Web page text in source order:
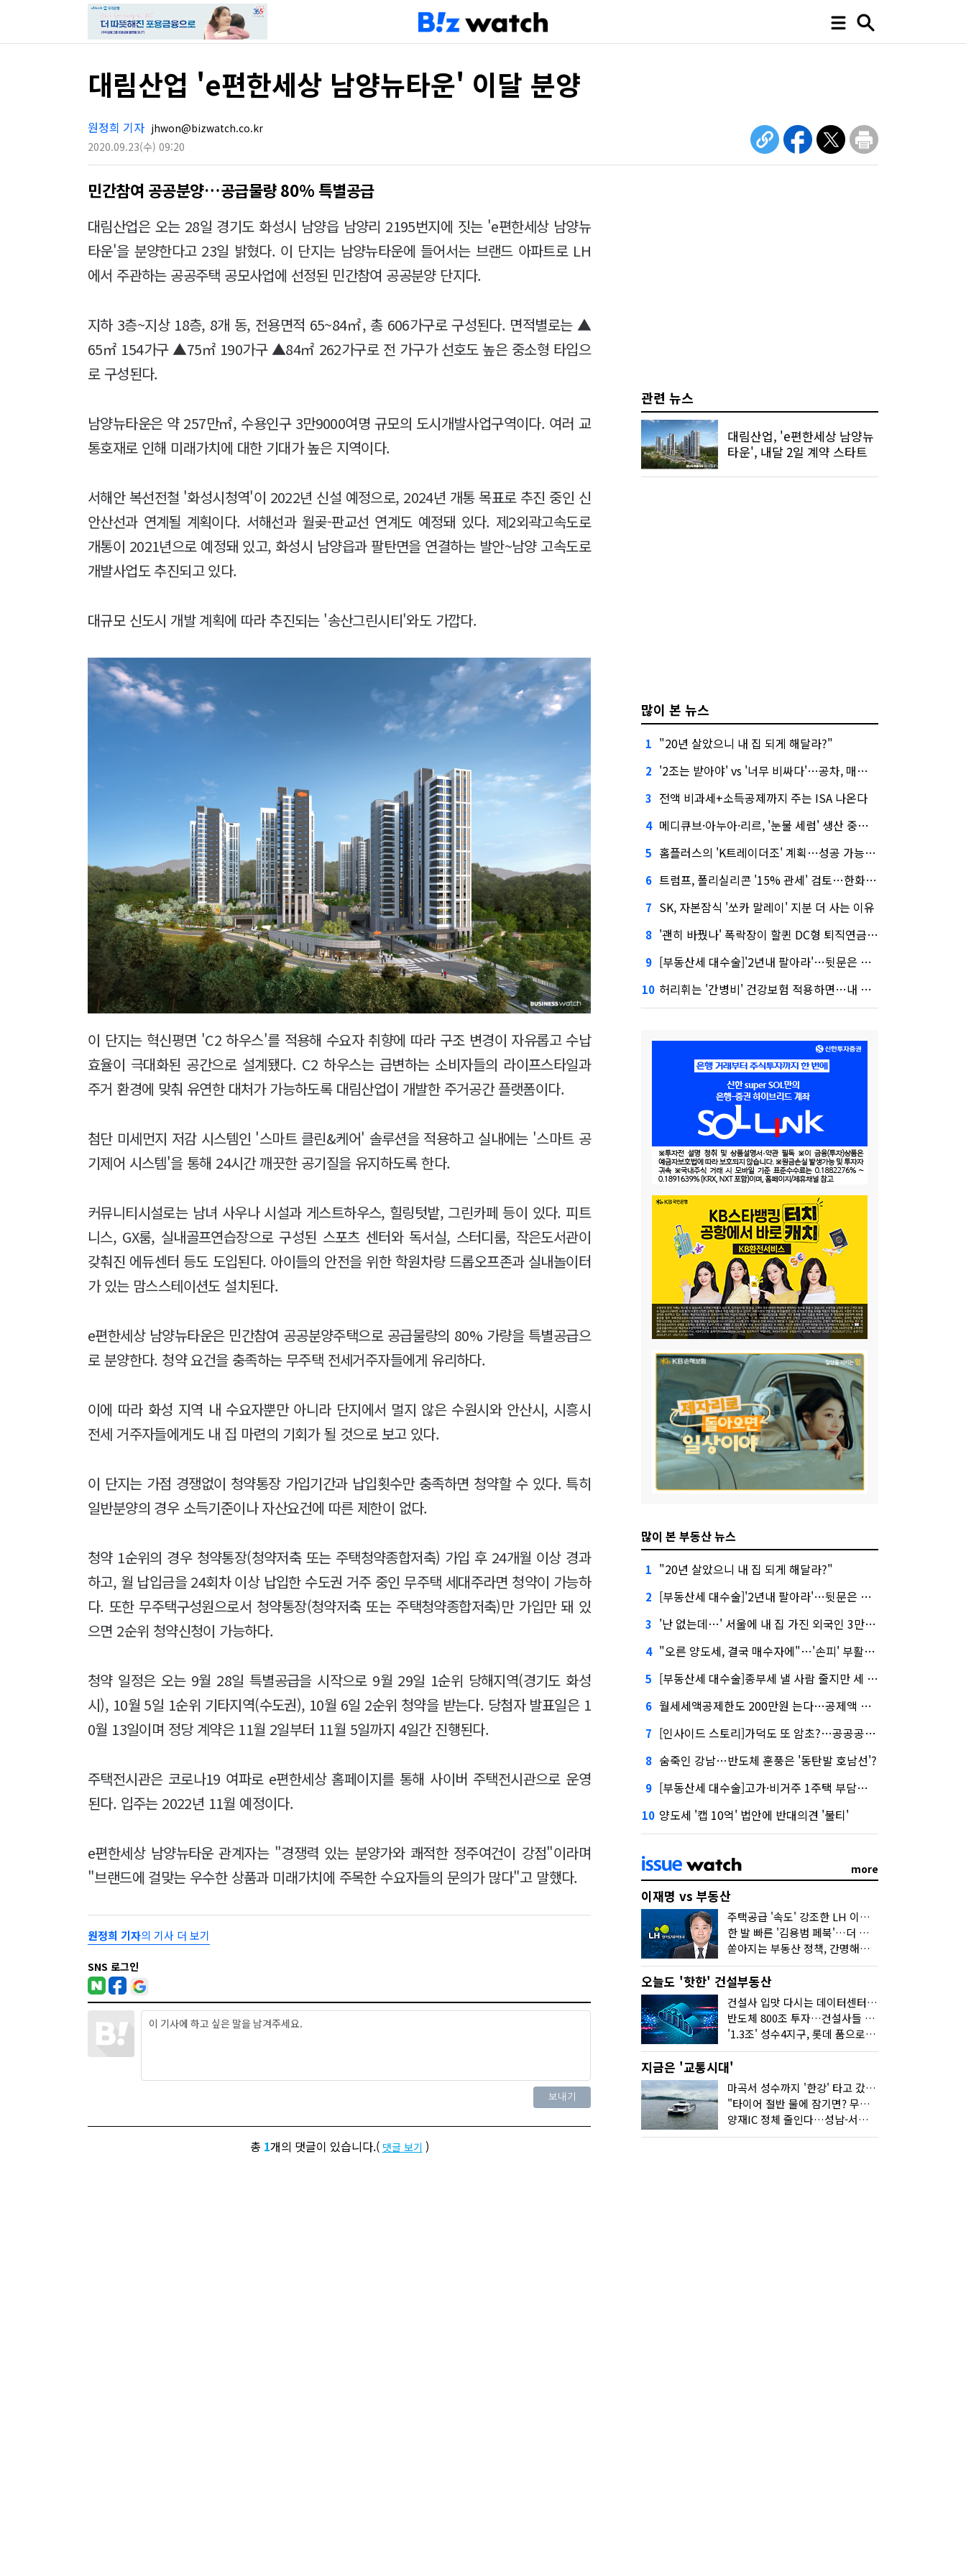
대림산업 'e편한세상 남양뉴타운' 이달 분양
원정희 기자 jhwon@bizwatch.co.kr
2020.09.23(수) 09:20
민간참여 공공분양…공급물량 80% 특별공급
대림산업은 오는 28일 경기도 화성시 남양읍 남양리 2195번지에 짓는 'e편한세상 남양뉴
타운'을 분양한다고 23일 밝혔다. 이 단지는 남양뉴타운에 들어서는 브랜드 아파트로 LH
에서 주관하는 공공주택 공모사업에 선정된 민간참여 공공분양 단지다.
지하 3층~지상 18층, 8개 동, 전용면적 65~84㎡, 총 606가구로 구성된다. 면적별로는 ▲
65㎡ 154가구 ▲75㎡ 190가구 ▲84㎡ 262가구로 전 가구가 선호도 높은 중소형 타입으
로 구성된다.
남양뉴타운은 약 257만㎡, 수용인구 3만9000여명 규모의 도시개발사업구역이다. 여러 교
통호재로 인해 미래가치에 대한 기대가 높은 지역이다.
서해안 복선전철 '화성시청역'이 2022년 신설 예정으로, 2024년 개통 목표로 추진 중인 신
안산선과 연계될 계획이다. 서해선과 월곶-판교선 연계도 예정돼 있다. 제2외곽고속도로
개통이 2021년으로 예정돼 있고, 화성시 남양읍과 팔탄면을 연결하는 발안~남양 고속도로
개발사업도 추진되고 있다.
대규모 신도시 개발 계획에 따라 추진되는 '송산그린시티'와도 가깝다.
이 단지는 혁신평면 'C2 하우스'를 적용해 수요자 취향에 따라 구조 변경이 자유롭고 수납
효율이 극대화된 공간으로 설계됐다. C2 하우스는 급변하는 소비자들의 라이프스타일과
주거 환경에 맞춰 유연한 대처가 가능하도록 대림산업이 개발한 주거공간 플랫폼이다.
첨단 미세먼지 저감 시스템인 '스마트 클린&케어' 솔루션을 적용하고 실내에는 '스마트 공
기제어 시스템'을 통해 24시간 깨끗한 공기질을 유지하도록 한다.
커뮤니티시설로는 남녀 사우나 시설과 게스트하우스, 힐링텃밭, 그린카페 등이 있다. 피트
니스, GX룸, 실내골프연습장으로 구성된 스포츠 센터와 독서실, 스터디룸, 작은도서관이
갖춰진 에듀센터 등도 도입된다. 아이들의 안전을 위한 학원차량 드롭오프존과 실내놀이터
가 있는 맘스스테이션도 설치된다.
e편한세상 남양뉴타운은 민간참여 공공분양주택으로 공급물량의 80% 가량을 특별공급으
로 분양한다. 청약 요건을 충족하는 무주택 전세거주자들에게 유리하다.
이에 따라 화성 지역 내 수요자뿐만 아니라 단지에서 멀지 않은 수원시와 안산시, 시흥시
전세 거주자들에게도 내 집 마련의 기회가 될 것으로 보고 있다.
이 단지는 가점 경쟁없이 청약통장 가입기간과 납입횟수만 충족하면 청약할 수 있다. 특히
일반분양의 경우 소득기준이나 자산요건에 따른 제한이 없다.
청약 1순위의 경우 청약통장(청약저축 또는 주택청약종합저축) 가입 후 24개월 이상 경과
하고, 월 납입금을 24회차 이상 납입한 수도권 거주 중인 무주택 세대주라면 청약이 가능하
다. 또한 무주택구성원으로서 청약통장(청약저축 또는 주택청약종합저축)만 가입만 돼 있
으면 2순위 청약신청이 가능하다.
청약 일정은 오는 9월 28일 특별공급을 시작으로 9월 29일 1순위 당해지역(경기도 화성
시), 10월 5일 1순위 기타지역(수도권), 10월 6일 2순위 청약을 받는다. 당첨자 발표일은 1
0월 13일이며 정당 계약은 11월 2일부터 11월 5일까지 4일간 진행된다.
주택전시관은 코로나19 여파로 e편한세상 홈페이지를 통해 사이버 주택전시관으로 운영
된다. 입주는 2022년 11월 예정이다.
e편한세상 남양뉴타운 관계자는 "경쟁력 있는 분양가와 쾌적한 정주여건이 강점"이라며
"브랜드에 걸맞는 우수한 상품과 미래가치에 주목한 수요자들의 문의가 많다"고 말했다.
원정희 기자의 기사 더 보기
SNS 로그인
총 1개의 댓글이 있습니다.( 댓글 보기 )
관련 뉴스
대림산업, 'e편한세상 남양뉴
타운', 내달 2일 계약 스타트
많이 본 뉴스
1 "20년 살았으니 내 집 되게 해달라?"
2 '2조는 받아야' vs '너무 비싸다'…공차, 매각 성공할까
3 전액 비과세+소득공제까지 주는 ISA 나온다
4 메디큐브·아누아·리르, '눈물 세럼' 생산 중단한다
5 홈플러스의 'K트레이더조' 계획…성공 가능성은 '글쎄'
6 트럼프, 폴리실리콘 '15% 관세' 검토…한화큐셀·OCI 영향은?
7 SK, 자본잠식 '쏘카 말레이' 지분 더 사는 이유
8 '괜히 바꿨나' 폭락장이 할퀸 DC형 퇴직연금…전문가 조언은
9 [부동산세 대수술]'2년내 팔아라'…뒷문은 열었다
10 허리휘는 '간병비' 건강보험 적용하면…내 간병보험은?
많이 본 부동산 뉴스
1 "20년 살았으니 내 집 되게 해달라?"
2 [부동산세 대수술]'2년내 팔아라'…뒷문은 열었다
3 '난 없는데…' 서울에 내 집 가진 외국인 3만3000명
4 "오른 양도세, 결국 매수자에"…'손피' 부활할까?
5 [부동산세 대수술]종부세 낼 사람 줄지만 세 부담 커진다
6 월세세액공제한도 200만원 는다…공제액 최대 54만원↑
7 [인사이드 스토리]가덕도 또 암초?…공공공사의 '굴레'
8 숨죽인 강남…반도체 훈풍은 '동탄발 호남선'?
9 [부동산세 대수술]고가·비거주 1주택 부담…'대전족'도 불똥
10 양도세 '캡 10억' 법안에 반대의견 '불티'
more
이재명 vs 부동산
주택공급 '속도' 강조한 LH 이성훈 "전력질주해야"
한 발 빠른 '김용범 페북'…더 강한 부동산 규제 나오나
쏟아지는 부동산 정책, 간명해져야
오늘도 '핫한' 건설부동산
건설사 입맛 다시는 데이터센터…암초는 '주민 반대'
반도체 800조 투자…건설사들 "물 들어온다!"
'1.3조' 성수4지구, 롯데 품으로…'성수르엘 S70' 거듭
지금은 '교통시대'
마곡서 성수까지 '한강' 타고 갔습니다
"타이어 절반 물에 잠기면? 무조건 탈출하세요"
양재IC 정체 줄인다…성남-서초 고속도로 2029년 착공